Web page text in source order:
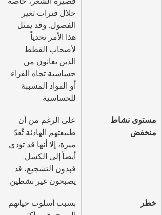
خلال فترات تغير
الفصول. وقد يمثل
هذا الأمر تحدياً
لأصحاب القطط
الذين يعانون من
حساسية تجاه الفراء
أو المواد المسببة
للحساسية.
مستوى نشاط
منخفض
على الرغم من أن
طبيعتهم الهادئة تُعدّ
ميزة، إلا أنها قد تؤدي
أيضاً إلى الكسل.
فبدون التشجيع، قد
يصبحون غير نشطين.
خطر
بسبب أسلوب حياتهم